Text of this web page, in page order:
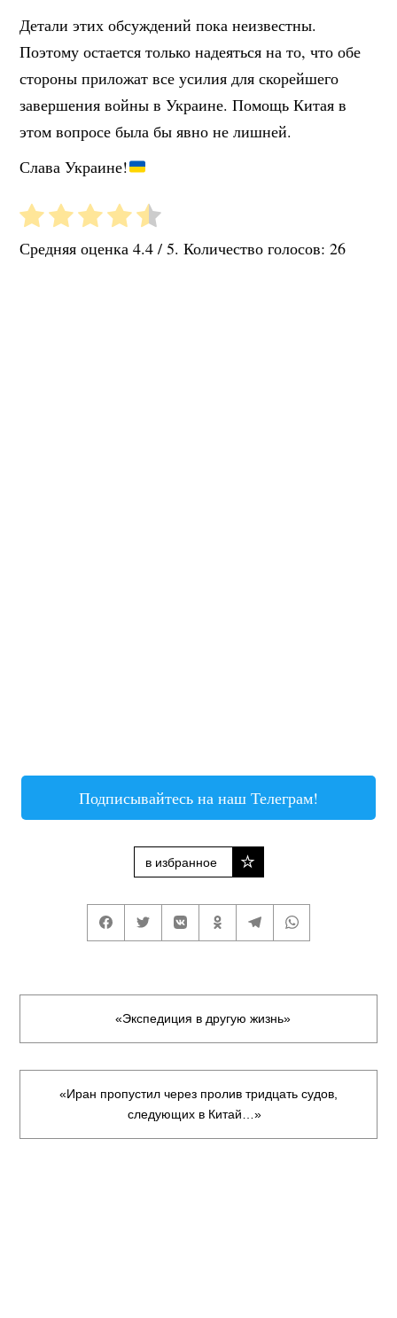
Детали этих обсуждений пока неизвестны.
Поэтому остается только надеяться на то, что обе
стороны приложат все усилия для скорейшего
завершения войны в Украине. Помощь Китая в
этом вопросе была бы явно не лишней.
Слава Украине!
Средняя оценка4.4 / 5. Количество голосов:26
Подписывайтесь на наш Телеграм!
в избранное
«Экспедиция в другую жизнь»
«Иран пропустил через пролив тридцать судов,
следующих в Китай…»